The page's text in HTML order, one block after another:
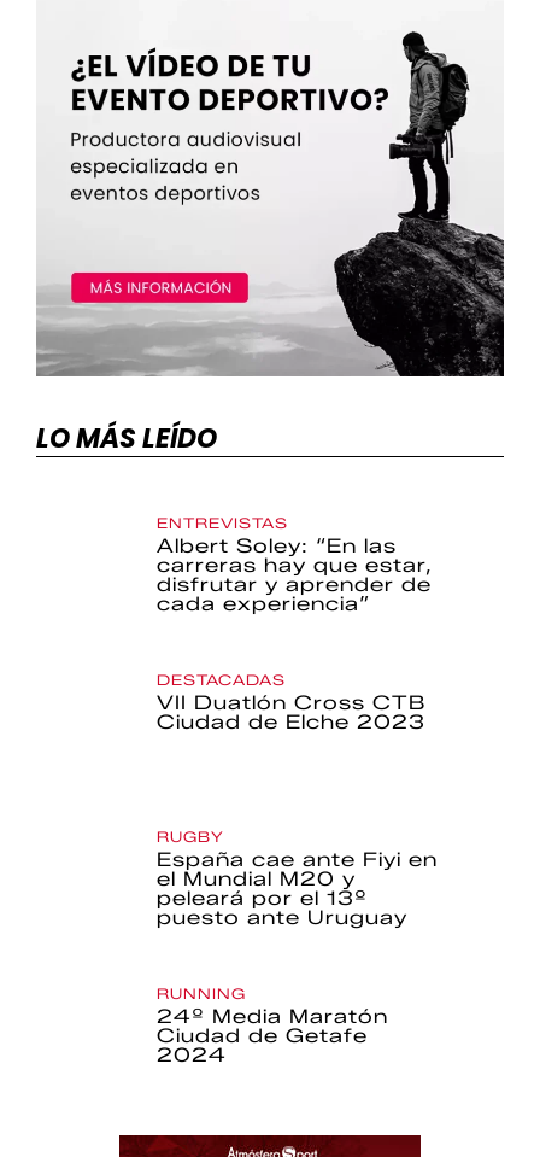
LO MÁS LEÍDO
ENTREVISTAS
Albert Soley: “En las
carreras hay que estar,
disfrutar y aprender de
cada experiencia”
DESTACADAS
VII Duatlón Cross CTB
Ciudad de Elche 2023
RUGBY
España cae ante Fiyi en
el Mundial M20 y
peleará por el 13º
puesto ante Uruguay
RUNNING
24º Media Maratón
Ciudad de Getafe
2024